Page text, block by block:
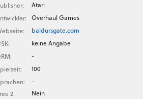
Atari
Overhaul Games
baldursgate.com
keine Angabe
-
100
-
2
Nein